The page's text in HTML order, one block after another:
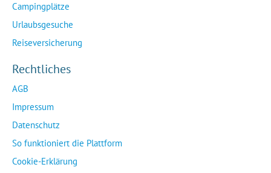
Campingplätze
Urlaubsgesuche
Reiseversicherung
Rechtliches
AGB
Impressum
Datenschutz
So funktioniert die Plattform
Cookie-Erklärung